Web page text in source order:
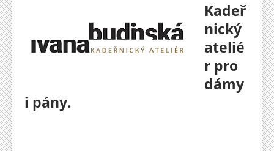
Kadeř
nický
atelié
r pro
dámy
i pány.